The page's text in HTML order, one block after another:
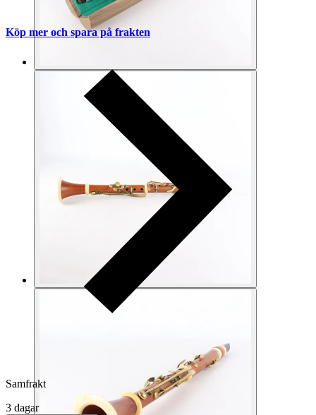
Köp mer och spara på frakten
Samfrakt
3 dagar